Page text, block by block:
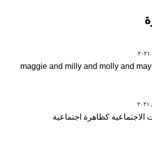
الاجتماعية كظاهرة اجتماعية